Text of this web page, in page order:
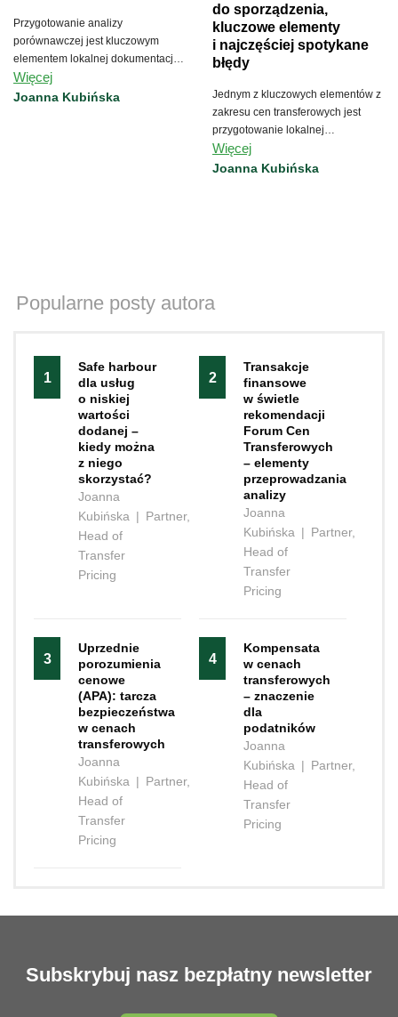
Przygotowanie analizy
porównawczej jest kluczowym
elementem lokalnej dokumentacji
cen transferowych.
Więcej
Joanna Kubińska
do sporządzenia,
kluczowe elementy
i najczęściej spotykane
błędy
Jednym z kluczowych elementów z
zakresu cen transferowych jest
przygotowanie lokalnej
dokumentacji cen transferowych.
Więcej
Joanna Kubińska
Popularne posty autora
1
Safe‍‌‍‍‌ harbour
dla usług
o niskiej
wartości
dodanej –
kiedy można
z niego
skorzystać?
Joanna
Kubińska | Partner,
Head of
Transfer
Pricing
2
Transakcje
finansowe
w świetle
rekomendacji
Forum Cen
Transferowych
– elementy
przeprowadzania
analizy
Joanna
Kubińska | Partner,
Head of
Transfer
Pricing
3
Uprzednie
porozumienia
cenowe
(APA): tarcza
bezpieczeństwa
w cenach
transferowych
Joanna
Kubińska | Partner,
Head of
Transfer
Pricing
4
Kompensata‍‌‍‍‌
w cenach
transferowych
– znaczenie
dla
podatników
Joanna
Kubińska | Partner,
Head of
Transfer
Pricing
Subskrybuj nasz bezpłatny newsletter